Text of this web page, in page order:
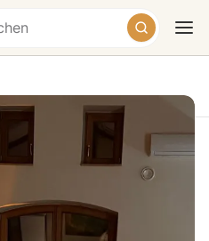
- Seminarhaus
(bei